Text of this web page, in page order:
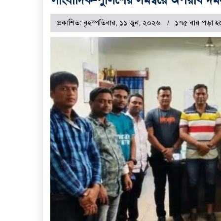
প্রকাশিত: বৃহস্পতিবার, ১১ জুন, ২০২৬ ১৭৫ বার পড়া